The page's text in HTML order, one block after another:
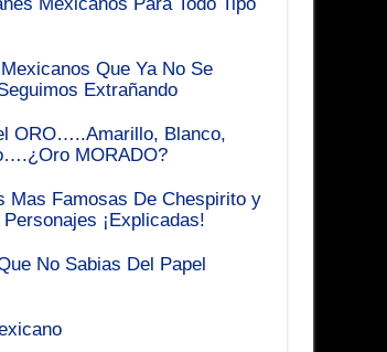
Que Ya No Se
Extrañando
ORO…..Amarillo, Blanco,
MORADO?
Mas Famosas De Chespirito y
¡Explicadas!
No Sabias Del Papel